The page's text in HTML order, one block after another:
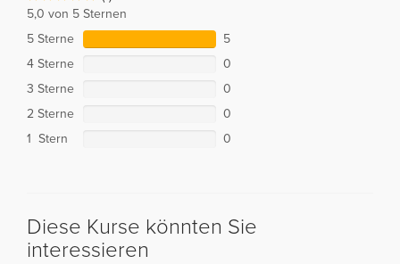
5,0 von 5 Sternen
5 Sterne
5
4 Sterne
0
3 Sterne
0
2 Sterne
0
1 Stern
0
Diese Kurse könnten Sie
interessieren